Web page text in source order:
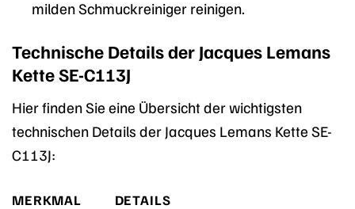
milden Schmuckreiniger reinigen.
Technische Details der Jacques Lemans
Kette SE-C113J
Hier finden Sie eine Übersicht der wichtigsten
technischen Details der Jacques Lemans Kette SE-
C113J:
MERKMAL
DETAILS